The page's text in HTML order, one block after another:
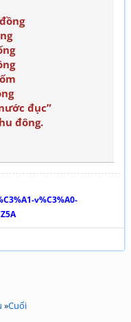
đục”
đông.
v%C3%A0-
»Cuối